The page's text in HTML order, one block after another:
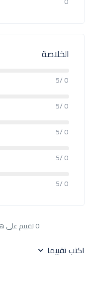
الخلاصة
0 /5
0 /5
0 /5
0 /5
0 /5
0 تقييم على هذا الفندق - Showing 1 to 0
اكتب تقييما